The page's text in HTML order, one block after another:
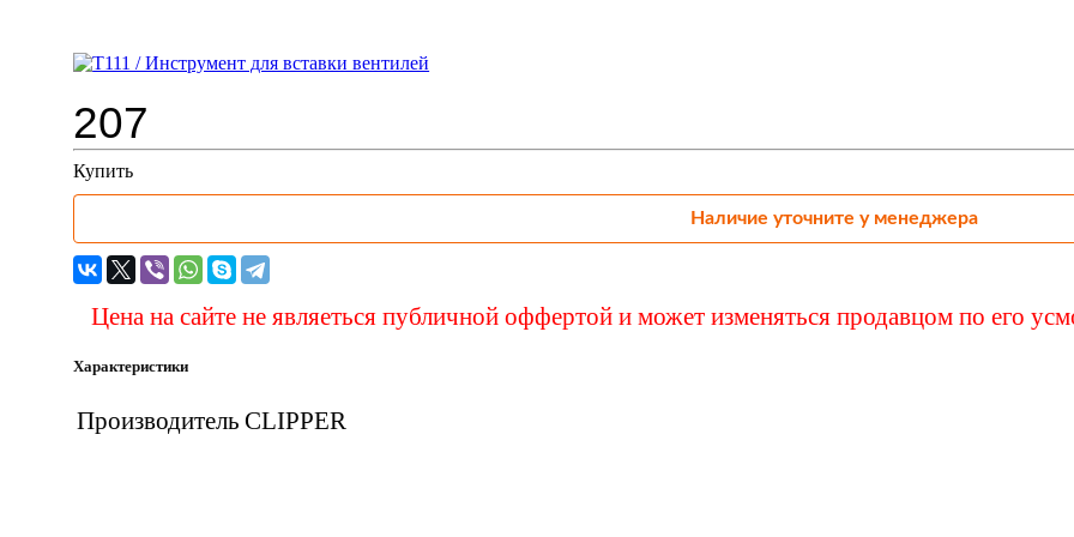
207
Купить
Наличие уточните у менеджера
Цена на сайте не являеться публичной оффертой и может изменяться продавцом по его
Характеристики
Производитель CLIPPER